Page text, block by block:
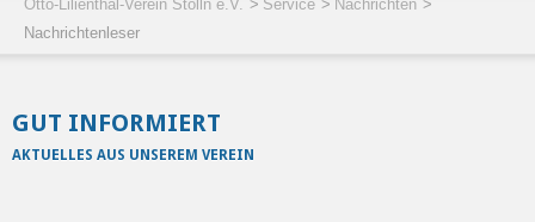
Otto-Lilienthal-Verein Stölln e.V. Service
Nachrichten
Nachrichtenleser
GUT INFORMIERT
AKTUELLES AUS UNSEREM VEREIN